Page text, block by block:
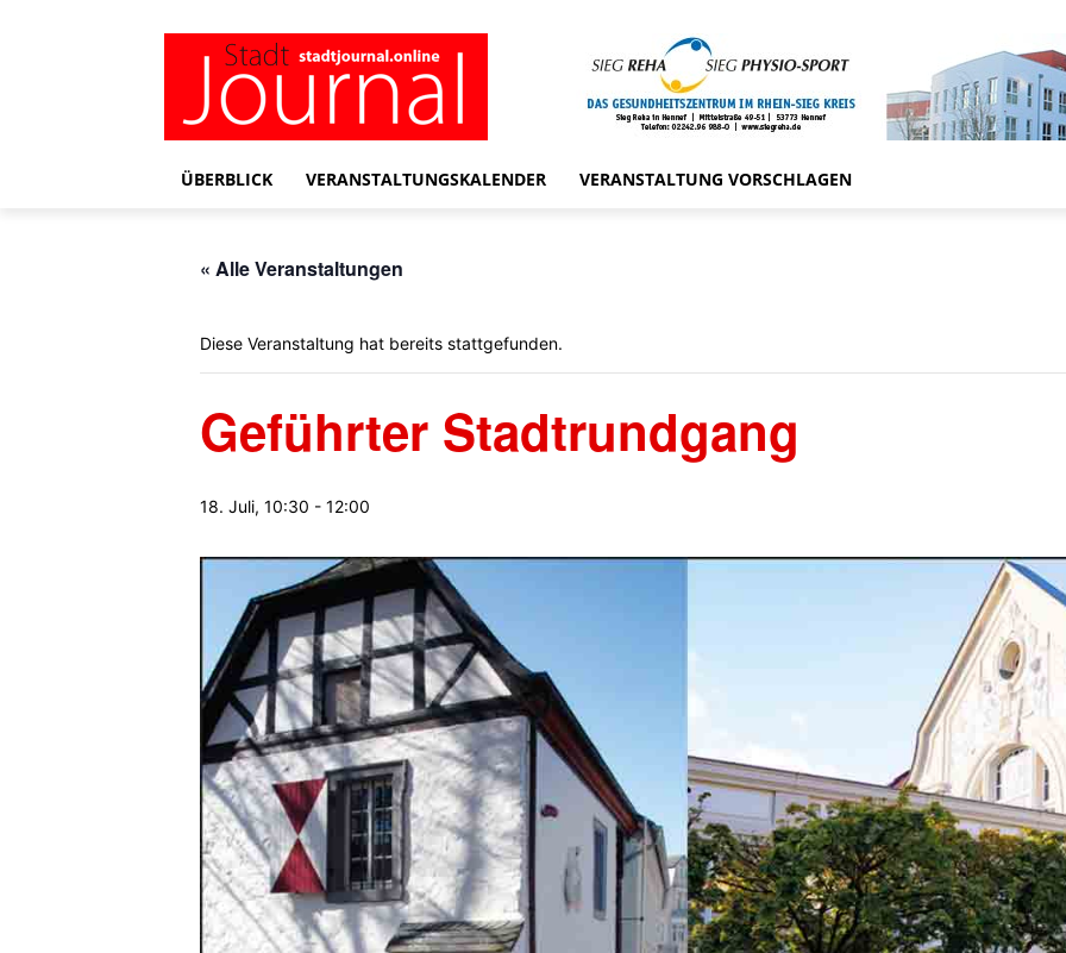
ÜBERBLICK VERANSTALTUNGSKALENDER VERANSTALTUNG VORSCHLAGEN
« Alle Veranstaltungen
Diese Veranstaltung hat bereits stattgefunden.
Geführter Stadtrundgang
18. Juli, 10:30 - 12:00